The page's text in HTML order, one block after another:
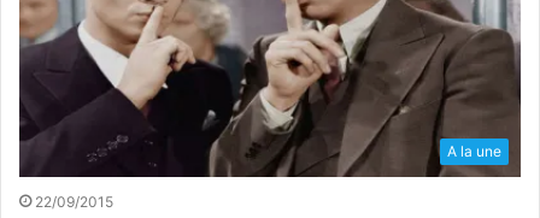
A la une
22/09/2015